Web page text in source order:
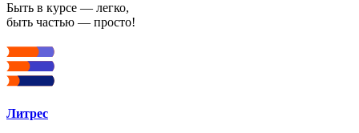
Быть в курсе — легко,
быть частью — просто!
Литрес